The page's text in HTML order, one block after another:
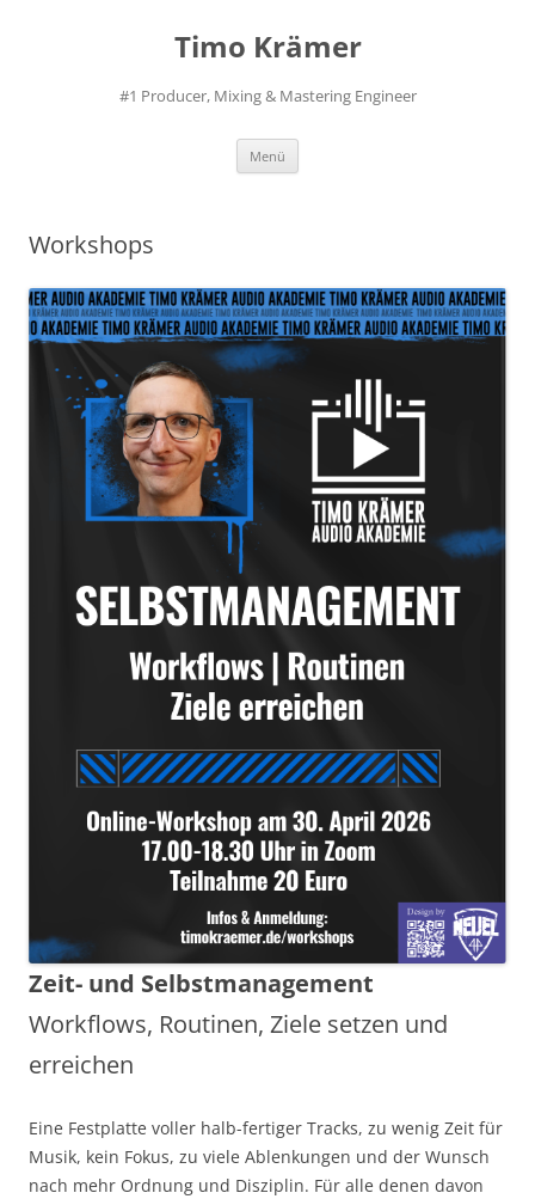
Timo Krämer
#1 Producer, Mixing & Mastering Engineer
Menü
Workshops
Zeit- und Selbstmanagement
Workflows, Routinen, Ziele setzen und
erreichen
Eine Festplatte voller halb-fertiger Tracks, zu wenig Zeit für
Musik, kein Fokus, zu viele Ablenkungen und der Wunsch
nach mehr Ordnung und Disziplin. Für alle denen davon